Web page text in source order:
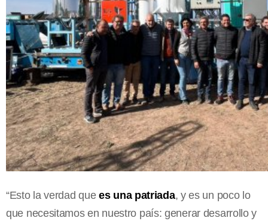
“Esto la verdad que es una patriada, y es un poco lo
que necesitamos en nuestro país: generar desarrollo y